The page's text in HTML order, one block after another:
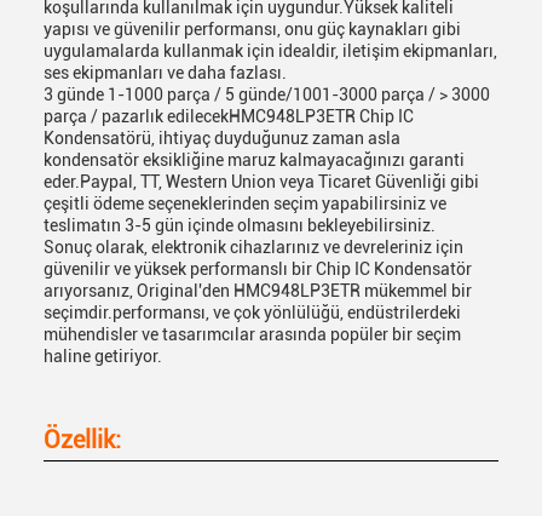
koşullarında kullanılmak için uygundur.Yüksek kaliteli
yapısı ve güvenilir performansı, onu güç kaynakları gibi
uygulamalarda kullanmak için idealdir, iletişim ekipmanları,
ses ekipmanları ve daha fazlası.
3 günde 1-1000 parça / 5 günde/1001-3000 parça / > 3000
parça / pazarlık edilecekHMC948LP3ETR Chip IC
Kondensatörü, ihtiyaç duyduğunuz zaman asla
kondensatör eksikliğine maruz kalmayacağınızı garanti
eder.Paypal, TT, Western Union veya Ticaret Güvenliği gibi
çeşitli ödeme seçeneklerinden seçim yapabilirsiniz ve
teslimatın 3-5 gün içinde olmasını bekleyebilirsiniz.
Sonuç olarak, elektronik cihazlarınız ve devreleriniz için
güvenilir ve yüksek performanslı bir Chip IC Kondensatör
arıyorsanız, Original'den HMC948LP3ETR mükemmel bir
seçimdir.performansı, ve çok yönlülüğü, endüstrilerdeki
mühendisler ve tasarımcılar arasında popüler bir seçim
haline getiriyor.
Özellik: